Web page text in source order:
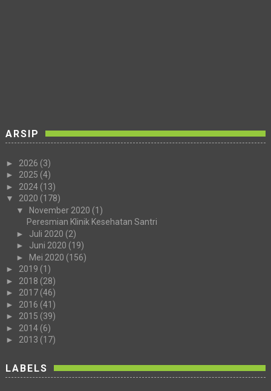
ARSIP
► 2026 (3)
► 2025 (4)
► 2024 (13)
▼ 2020 (178)
▼
November 2020 (1)
Peresmian Klinik Kesehatan Santri
► Juli 2020 (2)
► Juni 2020 (19)
►
Mei 2020 (156)
► 2019 (1)
► 2018 (28)
► 2017 (46)
► 2016 (41)
► 2015 (39)
► 2014 (6)
► 2013 (17)
LABELS